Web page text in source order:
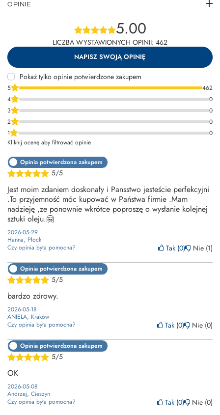
OPINIE
5.00
LICZBA WYSTAWIONYCH OPINII: 462
NAPISZ SWOJĄ OPINIĘ
Pokaż tylko opinie potwierdzone zakupem
5
462
4
0
3
0
2
0
1
0
Kliknij ocenę aby filtrować opinie
5/5
Opinia potwierdzona zakupem
Jest moim zdaniem doskonały i Pansstwo jesteście perfekcyjni
.To przyjemność móc kupować w Państwa firmie .Mam
nadzieję ,ze ponownie wkrótce poproszę o wysłanie kolejnej
sztuki oleju.🤗
2026-05-29
Hanna, Płock
Czy opinia była pomocna?
Tak 0 Nie 1
5/5
Opinia potwierdzona zakupem
bardzo zdrowy.
2026-05-18
ANIELA, Kraków
Czy opinia była pomocna?
Tak 0 Nie 0
5/5
Opinia potwierdzona zakupem
OK
2026-05-08
Andrzej, Cieszyn
Czy opinia była pomocna?
Tak 0 Nie 0